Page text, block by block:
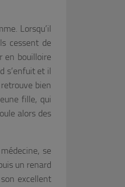
Lorsqu’il
cessent de
en bouilloire
s’enfuit et il
bien
fille, qui
alors des
se
un renard
excellent